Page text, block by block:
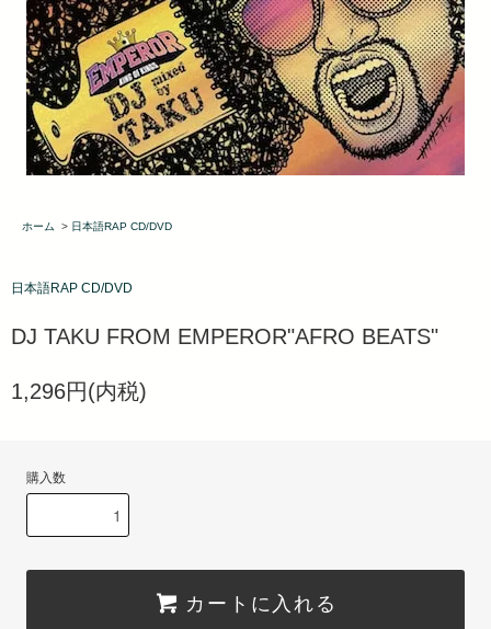
ホーム > 日本語RAP CD/DVD
日本語RAP CD/DVD
DJ TAKU FROM EMPEROR"AFRO BEATS"
1,296円(内税)
購入数
カートに入れる